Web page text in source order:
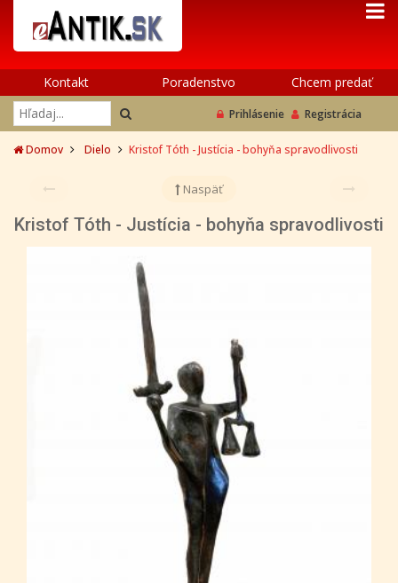
Kontakt Poradenstvo Chcem predať
Prihlásenie Registrácia
Domov Dielo Kristof Tóth - Justícia - bohyňa spravodlivosti
Naspäť
Kristof Tóth - Justícia - bohyňa spravodlivosti